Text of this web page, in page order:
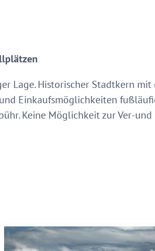
Lage. Historischer Stadtkern
Einkaufsmöglichkeiten
Keine Möglichkeit zur Ver-